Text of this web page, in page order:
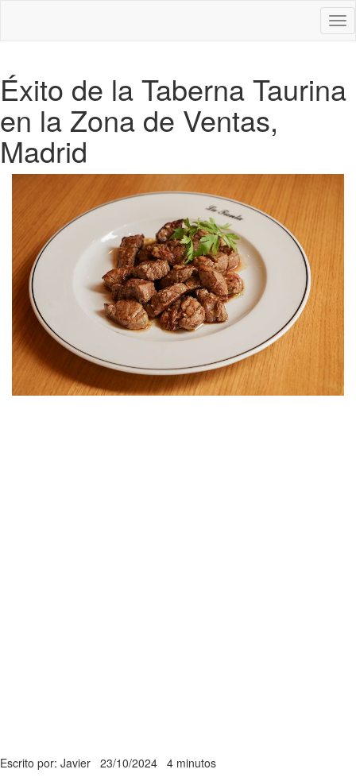
Éxito de la Taberna Taurina
en la Zona de Ventas,
Madrid
Escrito por: Javier 23/10/2024 4 minutos